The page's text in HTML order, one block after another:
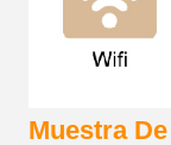
Muestra